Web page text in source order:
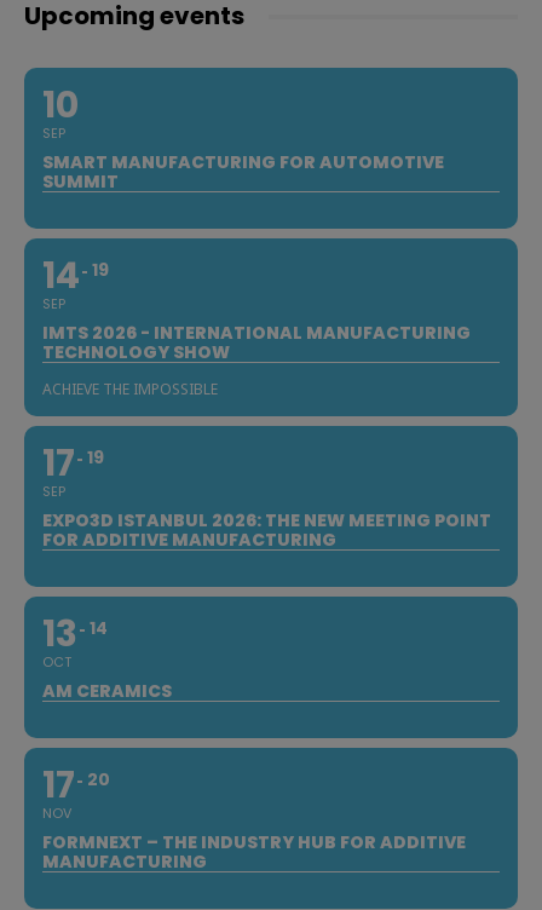
Upcoming events
10
SEP
SMART MANUFACTURING FOR AUTOMOTIVE
SUMMIT
14
SEP
19
IMTS 2026 - INTERNATIONAL MANUFACTURING
TECHNOLOGY SHOW
ACHIEVE THE IMPOSSIBLE
17
SEP
19
EXPO3D ISTANBUL 2026: THE NEW MEETING POINT
FOR ADDITIVE MANUFACTURING
13
OCT
14
AM CERAMICS
17
NOV
20
FORMNEXT – THE INDUSTRY HUB FOR ADDITIVE
MANUFACTURING